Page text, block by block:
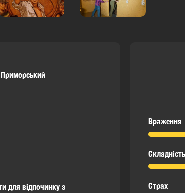
для відпочинку з
Враження
Складність
Страх